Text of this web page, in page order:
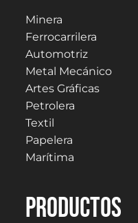
Minera
Ferrocarrilera
Automotriz
Metal Mecánico
Artes Gráficas
Petrolera
Textil
Papelera
Marítima
PRODUCTOS